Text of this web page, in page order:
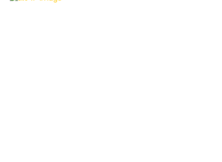
APPLE